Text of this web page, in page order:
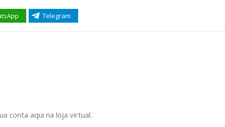
Telegram
conta aqui na loja virtual.